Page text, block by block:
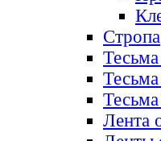
Стропа
Лента